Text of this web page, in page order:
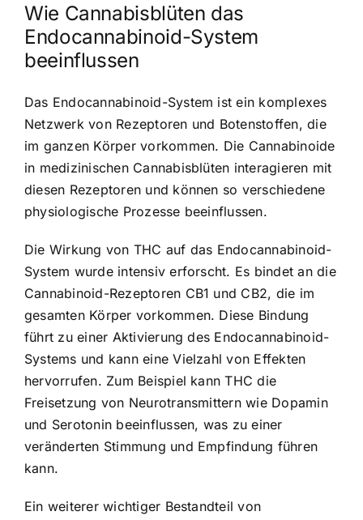
Wie Cannabisblüten das
Endocannabinoid-System
beeinflussen
Das Endocannabinoid-System ist ein komplexes
Netzwerk von Rezeptoren und Botenstoffen, die
im ganzen Körper vorkommen. Die Cannabinoide
in medizinischen Cannabisblüten interagieren mit
diesen Rezeptoren und können so verschiedene
physiologische Prozesse beeinflussen.
Die Wirkung von THC auf das Endocannabinoid-
System wurde intensiv erforscht. Es bindet an die
Cannabinoid-Rezeptoren CB1 und CB2, die im
gesamten Körper vorkommen. Diese Bindung
führt zu einer Aktivierung des Endocannabinoid-
Systems und kann eine Vielzahl von Effekten
hervorrufen. Zum Beispiel kann THC die
Freisetzung von Neurotransmittern wie Dopamin
und Serotonin beeinflussen, was zu einer
veränderten Stimmung und Empfindung führen
kann.
Ein weiterer wichtiger Bestandteil von